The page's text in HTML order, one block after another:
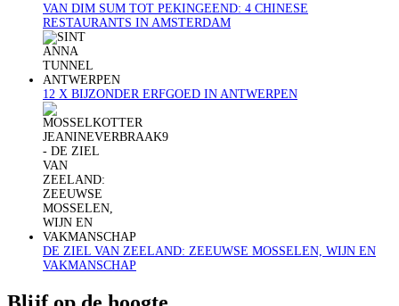
VAN DIM SUM TOT PEKINGEEND: 4 CHINESE
RESTAURANTS IN AMSTERDAM
12 X BIJZONDER ERFGOED IN ANTWERPEN
DE ZIEL VAN ZEELAND: ZEEUWSE MOSSELEN, WIJN EN
VAKMANSCHAP